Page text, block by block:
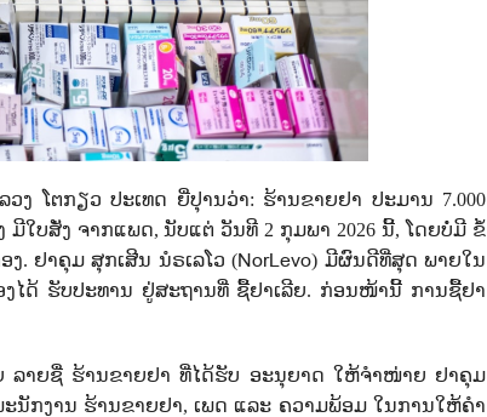
ງ ໂຕກຽວ ປະເທດ ຍີ່ປຸານວ່າ:​ ຮ້ານຂາຍຢາ ປະມານ 7.000
ໃບສັ່ງ ຈາກແພດ, ນັບແຕ່ ວັນທີ 2 ກຸມພາ 2026 ນີ້, ໂດຍບໍ່ມີ ຂໍ້
. ຢາຄຸມ ສຸກເສີນ ນໍຣເລໂວ (NorLevo) ມີຜົນດີທີ່ສຸດ ພາຍໃນ
ໄດ້ ຮັບປະທານ ຢູ່ສະຖານທີ່ ຊື້ຢາເລີຍ. ກ່ອນໜ້ານີ້ ການຊື້ຢາ
ລາຍຊື່ ຮ້ານຂາຍຢາ ທີ່ໄດ້ຮັບ ອະນຸຍາດ ໃຫ້ຈຳໜ່າຍ ຢາຄຸມ
ນັກງານ ຮ້ານຂາຍຢາ, ເພດ ແລະ ຄວາມພ້ອມ ໃນການໃຫ້ຄຳ